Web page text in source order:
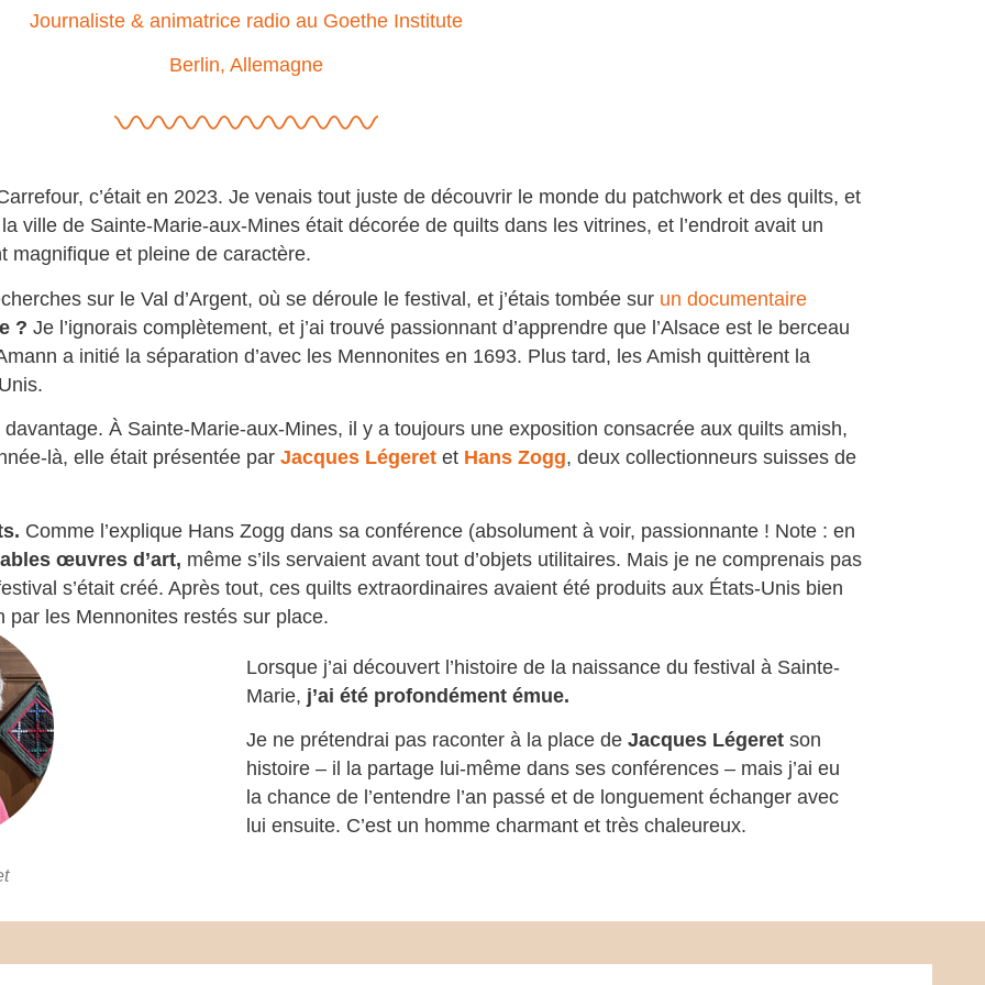
Journaliste & animatrice radio au Goethe Institute
Berlin, Allemagne
c’était en 2023. Je venais tout juste de découvrir le monde du patchwork et des quilts, et
ville de Sainte-Marie-aux-Mines était décorée de quilts dans les vitrines, et l’endroit avait un
magnifique et pleine de caractère.
sur le Val d’Argent, où se déroule le festival, et j’étais tombée sur un documentaire
? Je l’ignorais complètement, et j’ai trouvé passionnant d’apprendre que l’Alsace est le berceau
a initié la séparation d’avec les Mennonites en 1693. Plus tard, les Amish quittèrent la
À Sainte-Marie-aux-Mines, il y a toujours une exposition consacrée aux quilts amish,
là, elle était présentée par Jacques Légeret et Hans Zogg, deux collectionneurs suisses de
Comme l’explique Hans Zogg dans sa conférence (absolument à voir, passionnante ! Note : en
œuvres d’art, même s’ils servaient avant tout d’objets utilitaires. Mais je ne comprenais pas
s’était créé. Après tout, ces quilts extraordinaires avaient été produits aux États-Unis bien
par les Mennonites restés sur place.
Lorsque j’ai découvert l’histoire de la naissance du festival à Sainte-
Marie, j’ai été profondément émue.
Je ne prétendrai pas raconter à la place de Jacques Légeret son
histoire – il la partage lui-même dans ses conférences – mais j’ai eu
la chance de l’entendre l’an passé et de longuement échanger avec
lui ensuite. C’est un homme charmant et très chaleureux.